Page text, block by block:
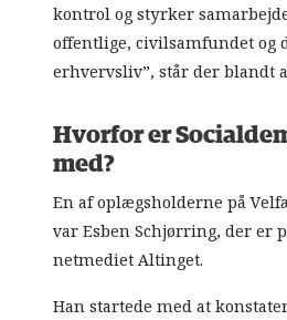
kontrol og styrker
offentlige, civilsamfundet og
erhvervsliv”, står der blandt
Hvorfor er
med?
En af oplægsholderne på
var Esben Schjørring, der er
netmediet Altinget.
Han startede med at